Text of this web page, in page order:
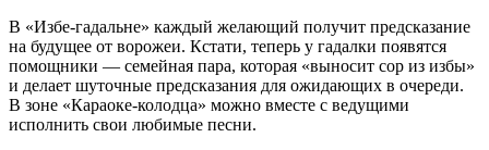
В «Избе-гадальне» каждый желающий получит предсказание
на будущее от ворожеи. Кстати, теперь у гадалки появятся
помощники — семейная пара, которая «выносит сор из избы»
и делает шуточные предсказания для ожидающих в очереди.
В зоне «Караоке-колодца» можно вместе с ведущими
исполнить свои любимые песни.